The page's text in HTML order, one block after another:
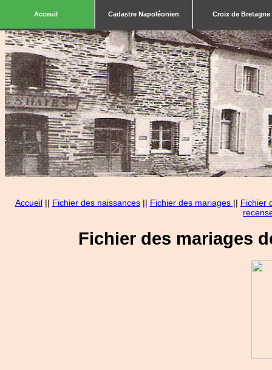
Acceuil Cadastre Napoléonien Croix de Bretagne
Accueil|| Fichier des naissances|| Fichier des mariages || Fichier
Fichier des mariages